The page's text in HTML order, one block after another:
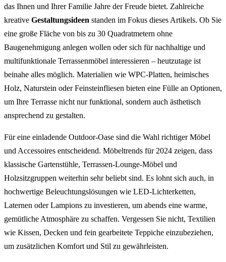
das Ihnen und Ihrer Familie Jahre der Freude bietet. Zahlreiche
kreative Gestaltungsideen standen im Fokus dieses Artikels. Ob Sie
eine große Fläche von bis zu 30 Quadratmetern ohne
Baugenehmigung anlegen wollen oder sich für nachhaltige und
multifunktionale Terrassenmöbel interessieren – heutzutage ist
beinahe alles möglich. Materialien wie WPC-Platten, heimisches
Holz, Naturstein oder Feinsteinfliesen bieten eine Fülle an Optionen,
um Ihre Terrasse nicht nur funktional, sondern auch ästhetisch
ansprechend zu gestalten.
Für eine einladende Outdoor-Oase sind die Wahl richtiger Möbel
und Accessoires entscheidend. Möbeltrends für 2024 zeigen, dass
klassische Gartenstühle, Terrassen-Lounge-Möbel und
Holzsitzgruppen weiterhin sehr beliebt sind. Es lohnt sich auch, in
hochwertige Beleuchtungslösungen wie LED-Lichterketten,
Laternen oder Lampions zu investieren, um abends eine warme,
gemütliche Atmosphäre zu schaffen. Vergessen Sie nicht, Textilien
wie Kissen, Decken und fein gearbeitete Teppiche einzubeziehen,
um zusätzlichen Komfort und Stil zu gewährleisten.